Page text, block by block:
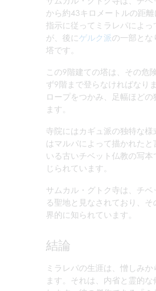
から約43キロメートルの距
指示に従ってミラレパによ
が、後にゲルク派の一部とな
塔です。
この9階建ての塔は、その危
ず9階まで登らなければなり
ロープをつかみ、足幅ほど
ます。
寺院にはカギュ派の独特な
はマルパによって描かれた
いる古いチベット仏教の写
じられています。
サムカル・グトク寺は、チ
る聖地と見なされており、
界的に知られています。
結論
ミラレパの生涯は、憎しみ
ます。それは、内省と霊的